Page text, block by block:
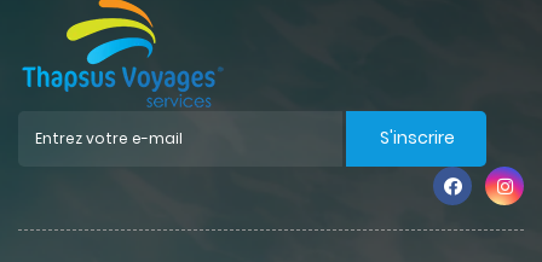
S'inscrire